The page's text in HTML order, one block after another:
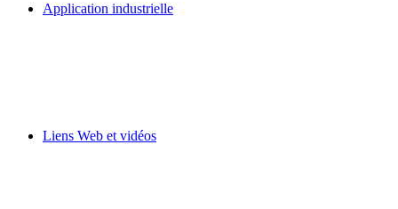
Application industrielle
Liens Web et vidéos